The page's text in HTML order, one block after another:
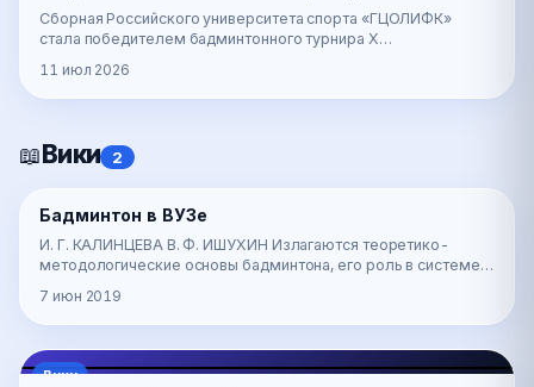
Сборная Российского университета спорта «ГЦОЛИФК»
стала победителем бадминтонного турнира X
с 1…
11 июл 2026
📖Вики 2
📖
Вики
Бадминтон в ВУЗе
И. Г. КАЛИНЦЕВА В. Ф. ИШУХИН Излагаются теоретико-
методологические основы бадминтона, его роль в системе
7 июн 2019
Вики